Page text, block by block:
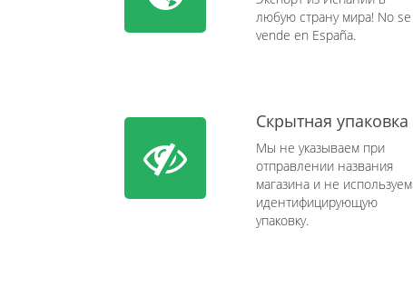
любую страну мира! No se
vende en España.
Скрытная упаковка
Мы не указываем при
отправлении названия
магазина и не используем
идентифицирующую
упаковку.